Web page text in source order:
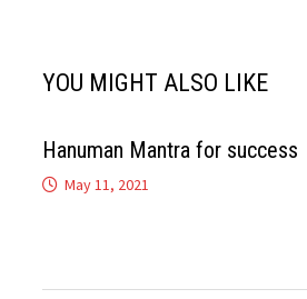
YOU MIGHT ALSO LIKE
Hanuman Mantra for success
May 11, 2021